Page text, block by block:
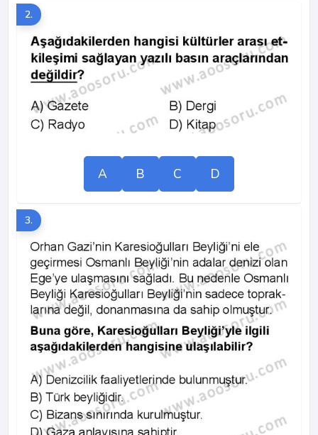
2.
A B C D
3.